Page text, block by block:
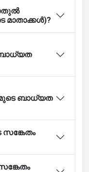
മാതാക്കൾ)?
ബാധ്യത